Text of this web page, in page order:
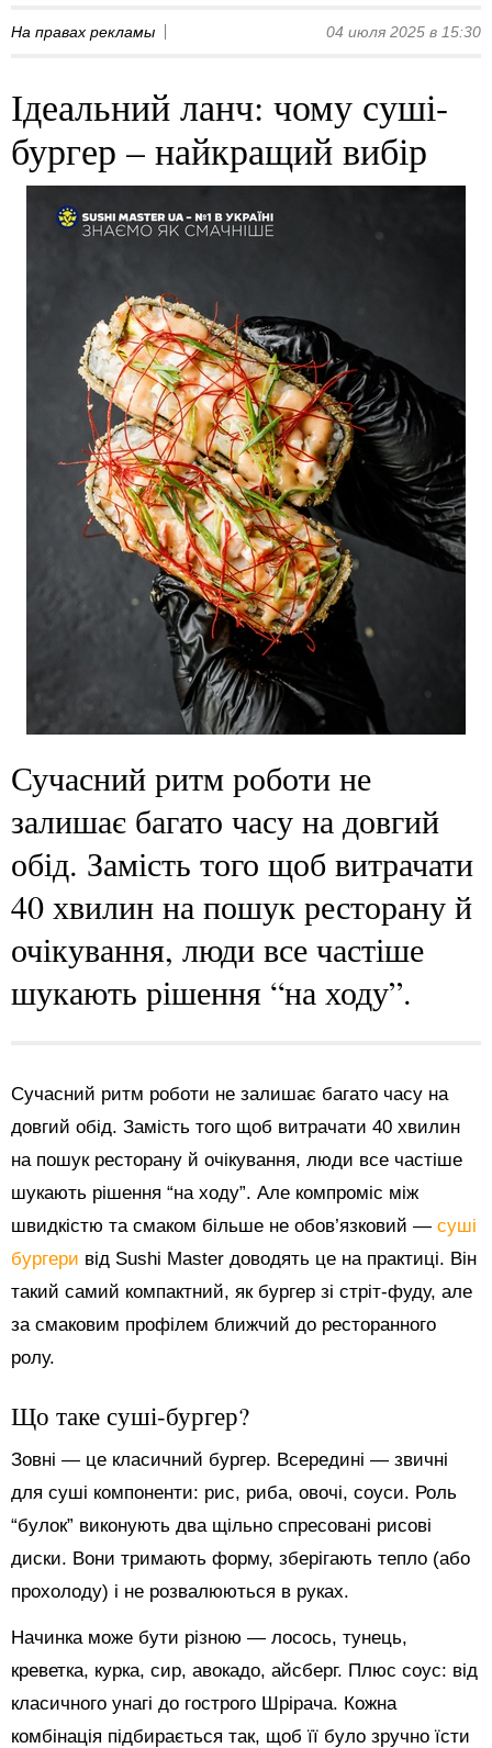
На правах рекламы 04 июля 2025 в 15:30
Ідеальний ланч: чому суші-
бургер – найкращий вибір
Сучасний ритм роботи не
залишає багато часу на довгий
обід. Замість того щоб витрачати
40 хвилин на пошук ресторану й
очікування, люди все частіше
шукають рішення “на ходу”.
Сучасний ритм роботи не залишає багато часу на
довгий обід. Замість того щоб витрачати 40 хвилин
на пошук ресторану й очікування, люди все частіше
шукають рішення “на ходу”. Але компроміс між
швидкістю та смаком більше не обов’язковий — суші
бургери від Sushi Master доводять це на практиці. Він
такий самий компактний, як бургер зі стріт-фуду, але
за смаковим профілем ближчий до ресторанного
ролу.
Що таке суші-бургер?
Зовні — це класичний бургер. Всередині — звичні
для суші компоненти: рис, риба, овочі, соуси. Роль
“булок” виконують два щільно спресовані рисові
диски. Вони тримають форму, зберігають тепло (або
прохолоду) і не розвалюються в руках.
Начинка може бути різною — лосось, тунець,
креветка, курка, сир, авокадо, айсберг. Плюс соус: від
класичного унагі до гострого Шрірача. Кожна
комбінація підбирається так, щоб її було зручно їсти